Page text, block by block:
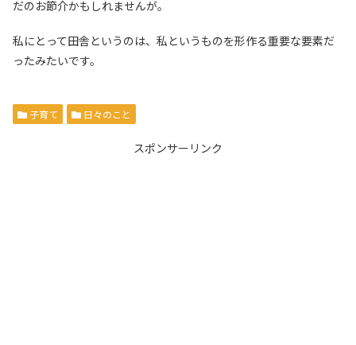
だのお節介かもしれませんが。
私にとって田舎というのは、私というものを形作る重要な要素だ
ったみたいです。
子育て 日々のこと
スポンサーリンク